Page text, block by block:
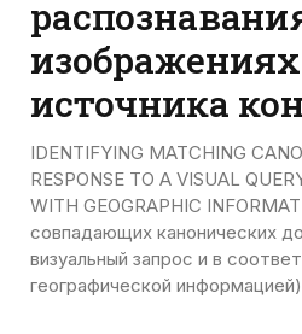
источника
IDENTIFYING MATCHING
RESPONSE TO A VISUAL
WITH GEOGRAPHIC
совпадающих канонических
визуальный запрос и в
географической информацией)